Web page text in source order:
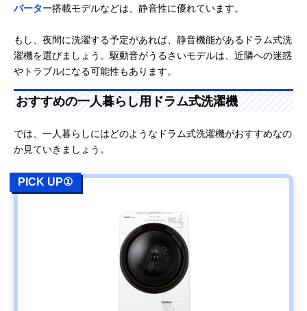
バーター搭載モデルなどは、静音性に優れています。
もし、夜間に洗濯する予定があれば、静音機能があるドラム式洗
濯機を選びましょう。駆動音がうるさいモデルは、近隣への迷惑
やトラブルになる可能性もあります。
おすすめの一人暮らし用ドラム式洗濯機
では、一人暮らしにはどのようなドラム式洗濯機がおすすめなの
か見ていきましょう。
PICK UP①